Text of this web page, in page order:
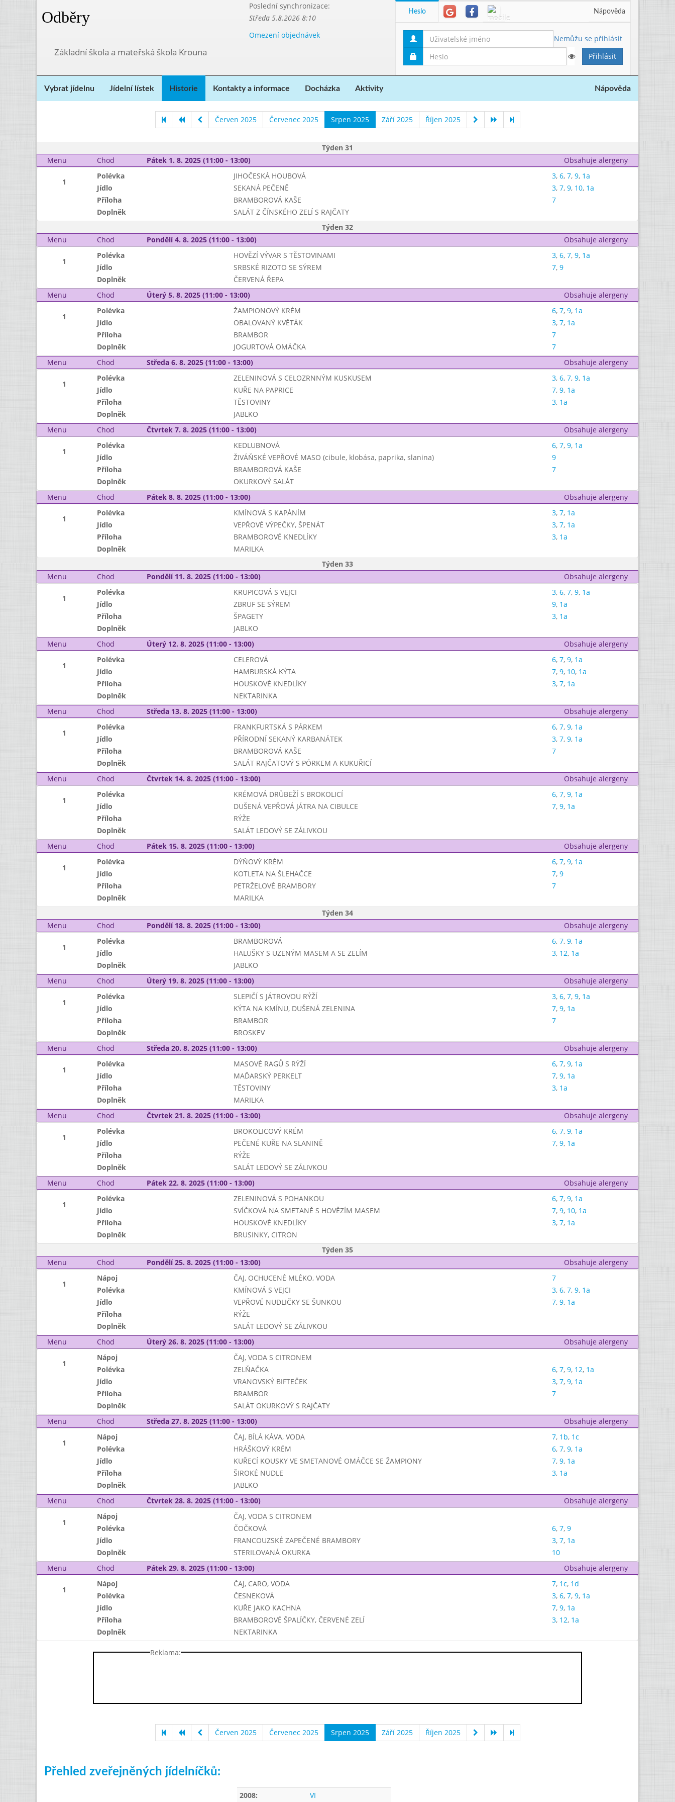
Odběry
Poslední synchronizace:
Středa 5.8.2026 8:10
Omezení objednávek
Základní škola a mateřská škola Krouna
Heslo Nápověda
Nemůžu se přihlásit
Vybrat jídelnu Jídelní lístek Historie Kontakty a informace Docházka Aktivity Nápověda
Červen 2025 Červenec 2025 Srpen 2025 Září 2025 Říjen 2025
Týden 31
Menu
Chod Pátek 1. 8. 2025 (11:00 - 13:00) Obsahuje alergeny
1
Polévka JIHOČESKÁ HOUBOVÁ 3, 6, 7, 9, 1a
Jídlo
SEKANÁ PEČENĚ 3, 7, 9, 10, 1a
Příloha
BRAMBOROVÁ KAŠE
7
Doplněk
SALÁT Z ČÍNSKÉHO ZELÍ S RAJČATY
Týden 32
Menu
Chod Pondělí 4. 8. 2025 (11:00 - 13:00) Obsahuje alergeny
1
Polévka HOVĚZÍ VÝVAR S TĚSTOVINAMI 3, 6, 7, 9, 1a
Jídlo
SRBSKÉ RIZOTO SE SÝREM 7, 9
Doplněk
ČERVENÁ ŘEPA
Menu
Chod Úterý 5. 8. 2025 (11:00 - 13:00) Obsahuje alergeny
1
Polévka ŽAMPIONOVÝ KRÉM 6, 7, 9, 1a
Jídlo
OBALOVANÝ KVĚTÁK 3, 7, 1a
Příloha
BRAMBOR
7
Doplněk
JOGURTOVÁ OMÁČKA
7
Menu
Chod Středa 6. 8. 2025 (11:00 - 13:00) Obsahuje alergeny
1
Polévka ZELENINOVÁ S CELOZRNNÝM KUSKUSEM 3, 6, 7, 9, 1a
Jídlo
KUŘE NA PAPRICE 7, 9, 1a
Příloha
TĚSTOVINY 3, 1a
Doplněk
JABLKO
Menu
Chod Čtvrtek 7. 8. 2025 (11:00 - 13:00) Obsahuje alergeny
1
Polévka KEDLUBNOVÁ 6, 7, 9, 1a
Jídlo
ŽIVÁŇSKÉ VEPŘOVÉ MASO (cibule, klobása, paprika, slanina)
9
Příloha
BRAMBOROVÁ KAŠE
7
Doplněk
OKURKOVÝ SALÁT
Menu
Chod Pátek 8. 8. 2025 (11:00 - 13:00) Obsahuje alergeny
1
Polévka KMÍNOVÁ S KAPÁNÍM 3, 7, 1a
Jídlo
VEPŘOVÉ VÝPEČKY, ŠPENÁT 3, 7, 1a
Příloha
BRAMBOROVÉ KNEDLÍKY 3, 1a
Doplněk
MARILKA
Týden 33
Menu
Chod Pondělí 11. 8. 2025 (11:00 - 13:00) Obsahuje alergeny
1
Polévka KRUPICOVÁ S VEJCI 3, 6, 7, 9, 1a
Jídlo
ZBRUF SE SÝREM 9, 1a
Příloha
ŠPAGETY 3, 1a
Doplněk
JABLKO
Menu
Chod Úterý 12. 8. 2025 (11:00 - 13:00) Obsahuje alergeny
1
Polévka CELEROVÁ 6, 7, 9, 1a
Jídlo
HAMBURSKÁ KÝTA 7, 9, 10, 1a
Příloha
HOUSKOVÉ KNEDLÍKY 3, 7, 1a
Doplněk
NEKTARINKA
Menu
Chod Středa 13. 8. 2025 (11:00 - 13:00) Obsahuje alergeny
1
Polévka FRANKFURTSKÁ S PÁRKEM 6, 7, 9, 1a
Jídlo
PŘÍRODNÍ SEKANÝ KARBANÁTEK 3, 7, 9, 1a
Příloha
BRAMBOROVÁ KAŠE
7
Doplněk
SALÁT RAJČATOVÝ S PÓRKEM A KUKUŘICÍ
Menu
Chod Čtvrtek 14. 8. 2025 (11:00 - 13:00) Obsahuje alergeny
1
Polévka KRÉMOVÁ DRŮBEŽÍ S BROKOLICÍ 6, 7, 9, 1a
Jídlo
DUŠENÁ VEPŘOVÁ JÁTRA NA CIBULCE 7, 9, 1a
Příloha
RÝŽE
Doplněk
SALÁT LEDOVÝ SE ZÁLIVKOU
Menu
Chod Pátek 15. 8. 2025 (11:00 - 13:00) Obsahuje alergeny
1
Polévka DÝŇOVÝ KRÉM 6, 7, 9, 1a
Jídlo
KOTLETA NA ŠLEHAČCE 7, 9
Příloha
PETRŽELOVÉ BRAMBORY
7
Doplněk
MARILKA
Týden 34
Menu
Chod Pondělí 18. 8. 2025 (11:00 - 13:00) Obsahuje alergeny
1
Polévka BRAMBOROVÁ 6, 7, 9, 1a
Jídlo
HALUŠKY S UZENÝM MASEM A SE ZELÍM 3, 12, 1a
Doplněk
JABLKO
Menu
Chod Úterý 19. 8. 2025 (11:00 - 13:00) Obsahuje alergeny
1
Polévka SLEPIČÍ S JÁTROVOU RÝŽÍ 3, 6, 7, 9, 1a
Jídlo
KÝTA NA KMÍNU, DUŠENÁ ZELENINA 7, 9, 1a
Příloha
BRAMBOR
7
Doplněk
BROSKEV
Menu
Chod Středa 20. 8. 2025 (11:00 - 13:00) Obsahuje alergeny
1
Polévka MASOVÉ RAGŮ S RÝŽÍ 6, 7, 9, 1a
Jídlo
MAĎARSKÝ PERKELT 7, 9, 1a
Příloha
TĚSTOVINY 3, 1a
Doplněk
MARILKA
Menu
Chod Čtvrtek 21. 8. 2025 (11:00 - 13:00) Obsahuje alergeny
1
Polévka BROKOLICOVÝ KRÉM 6, 7, 9, 1a
Jídlo
PEČENÉ KUŘE NA SLANINĚ 7, 9, 1a
Příloha
RÝŽE
Doplněk
SALÁT LEDOVÝ SE ZÁLIVKOU
Menu
Chod Pátek 22. 8. 2025 (11:00 - 13:00) Obsahuje alergeny
1
Polévka ZELENINOVÁ S POHANKOU 6, 7, 9, 1a
Jídlo
SVÍČKOVÁ NA SMETANĚ S HOVĚZÍM MASEM 7, 9, 10, 1a
Příloha
HOUSKOVÉ KNEDLÍKY 3, 7, 1a
Doplněk
BRUSINKY, CITRON
Týden 35
Menu
Chod Pondělí 25. 8. 2025 (11:00 - 13:00) Obsahuje alergeny
1
Nápoj ČAJ, OCHUCENÉ MLÉKO, VODA
7
Polévka
KMÍNOVÁ S VEJCI 3, 6, 7, 9, 1a
Jídlo
VEPŘOVÉ NUDLIČKY SE ŠUNKOU 7, 9, 1a
Příloha
RÝŽE
Doplněk
SALÁT LEDOVÝ SE ZÁLIVKOU
Menu
Chod Úterý 26. 8. 2025 (11:00 - 13:00) Obsahuje alergeny
1
Nápoj
ČAJ, VODA S CITRONEM
Polévka
ZELŇAČKA 6, 7, 9, 12, 1a
Jídlo
VRANOVSKÝ BIFTEČEK 3, 7, 9, 1a
Příloha
BRAMBOR
7
Doplněk
SALÁT OKURKOVÝ S RAJČATY
Menu
Chod Středa 27. 8. 2025 (11:00 - 13:00) Obsahuje alergeny
1
Nápoj ČAJ, BÍLÁ KÁVA, VODA 7, 1b, 1c
Polévka
HRÁŠKOVÝ KRÉM 6, 7, 9, 1a
Jídlo
KUŘECÍ KOUSKY VE SMETANOVÉ OMÁČCE SE ŽAMPIONY 7, 9, 1a
Příloha
ŠIROKÉ NUDLE 3, 1a
Doplněk
JABLKO
Menu
Chod Čtvrtek 28. 8. 2025 (11:00 - 13:00) Obsahuje alergeny
1
Nápoj
ČAJ, VODA S CITRONEM
Polévka
ČOČKOVÁ 6, 7, 9
Jídlo
FRANCOUZSKÉ ZAPEČENÉ BRAMBORY 3, 7, 1a
Doplněk
STERILOVANÁ OKURKA
10
Menu
Chod Pátek 29. 8. 2025 (11:00 - 13:00) Obsahuje alergeny
1
Nápoj ČAJ, CARO, VODA 7, 1c, 1d
Polévka
ČESNEKOVÁ 3, 6, 7, 9, 1a
Jídlo
KUŘE JAKO KACHNA 7, 9, 1a
Příloha
BRAMBOROVÉ ŠPALÍČKY, ČERVENÉ ZELÍ 3, 12, 1a
Doplněk
NEKTARINKA
Reklama:
Červen 2025 Červenec 2025 Srpen 2025 Září 2025 Říjen 2025
Přehled zveřejněných jídelníčků:
2008: VI